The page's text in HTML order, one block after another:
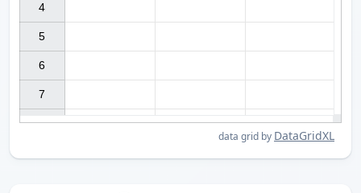
data grid by DataGridXL
4
5
6
7